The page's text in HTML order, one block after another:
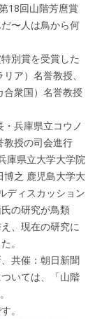
18回山階芳麿賞
〜人は鳥から何
別賞を受賞した
ア）名誉教授、
合衆国）名誉教授
兵庫県立コウノ
教授の司会進行
庫県立大学大学院
博之 鹿児島大学大
ディスカッション
の研究が鳥類
、現在の研究に
。
共催：朝日新聞
いては、「山階
。